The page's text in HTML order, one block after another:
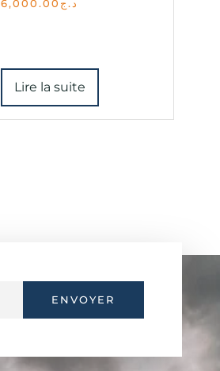
د.ج 6,000.00
Lire la suite
ENVOYER